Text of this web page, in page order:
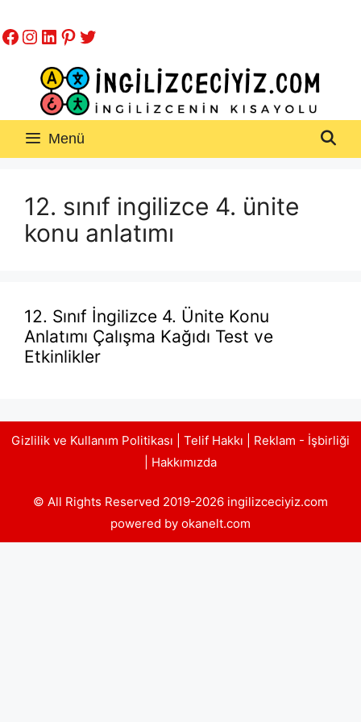
atla
Facebook
Instagram
LinkedIn
Pinterest
Twitter
Menü
12. sınıf ingilizce 4. ünite
konu anlatımı
12. Sınıf İngilizce 4. Ünite Konu
Anlatımı Çalışma Kağıdı Test ve
Etkinlikler
Gizlilik ve Kullanım Politikası Telif Hakkı
Reklam - İşbirliği
Hakkımızda
© All Rights Reserved 2019-2026 ingilizceciyiz.com
powered by okanelt.com